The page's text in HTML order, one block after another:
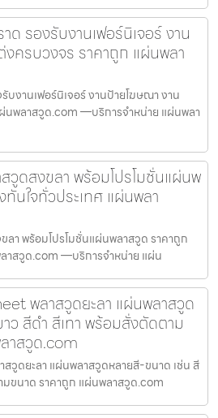
รองรับงานเฟอร์นิเจอร์ งาน
ครบวงจร ราคาถูก แผ่นพลา
งานเฟอร์นิเจอร์ งานป้ายโฆษณา งาน
นพลาสวูด.com —บริการจำหน่าย แผ่นพลา
วูดสงขลา พร้อมโปรโมชั่นแผ่นพ
นใจทั่วประเทศ แผ่นพลา
า พร้อมโปรโมชั่นแผ่นพลาสวูด ราคาถูก
าสวูด.com —บริการจำหน่าย แผ่น
พลาสวูดยะลา แผ่นพลาสวูด
ว สีดำ สีเทา พร้อมสั่งตัดตาม
าสวูด.com
วูดยะลา แผ่นพลาสวูดหลายสี-ขนาด เช่น สี
มขนาด ราคาถูก แผ่นพลาสวูด.com